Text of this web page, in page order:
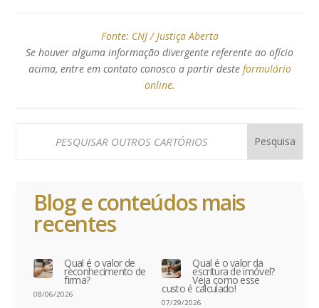
Fonte: CNJ / Justiça Aberta
Se houver alguma informação divergente referente ao ofício
acima, entre em contato conosco a partir deste formulário
online.
Blog e conteúdos mais
recentes
Qual é o valor de
reconhecimento de
firma?
08/06/2026
Qual é o valor da
escritura de imóvel?
Veja como esse
custo é calculado!
07/29/2026